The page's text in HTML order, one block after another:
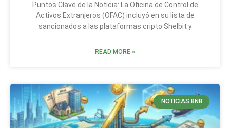
Puntos Clave de la Noticia: La Oficina de Control de
Activos Extranjeros (OFAC) incluyó en su lista de
sancionados a las plataformas cripto Shelbit y
READ MORE »
NOTICIAS BNB